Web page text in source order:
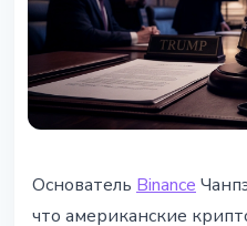
CZ:
Основатель Binance
что американские